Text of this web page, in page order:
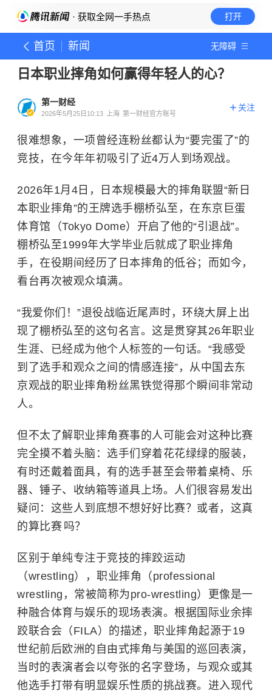
· 获取全网一手热点 打开
首页 新闻 无障碍
日本职业摔角如何赢得年轻人的心？
第一财经
2026年5月25日10:13 上海 第一财经官方账号
关注
很难想象，一项曾经连粉丝都认为“要完蛋了”的
竞技，在今年年初吸引了近4万人到场观战。
2026年1月4日，日本规模最大的摔角联盟“新日
本职业摔角”的王牌选手棚桥弘至，在东京巨蛋
体育馆（Tokyo Dome）开启了他的“引退战”。
棚桥弘至1999年大学毕业后就成了职业摔角
手，在役期间经历了日本摔角的低谷；而如今，
看台再次被观众填满。
“我爱你们！”退役战临近尾声时，环绕大屏上出
现了棚桥弘至的这句名言。这是贯穿其26年职业
生涯、已经成为他个人标签的一句话。“我感受
到了选手和观众之间的情感连接”，从中国去东
京观战的职业摔角粉丝黑铁觉得那个瞬间非常动
人。
但不太了解职业摔角赛事的人可能会对这种比赛
完全摸不着头脑：选手们穿着花花绿绿的服装，
有时还戴着面具，有的选手甚至会带着桌椅、乐
器、锤子、收纳箱等道具上场。人们很容易发出
疑问：这些人到底想不想好好比赛？或者，这真
的算比赛 吗？
区别于单纯专注于竞技的摔跤运动
（wrestling），职业摔角（professional
wrestling，常被简称为pro-wrestling）更像是一
种融合体育与娱乐的现场表演。根据国际业余摔
跤联合会（FILA）的描述，职业摔角起源于19
世纪前后欧洲的自由式摔角与美国的巡回表演，
当时的表演者会以夸张的名字登场，与观众或其
他选手打带有明显娱乐性质的挑战赛。进入现代